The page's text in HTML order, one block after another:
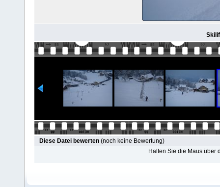
Diese Datei bewerten (noch keine Bewertung)
Halten Sie die Maus über